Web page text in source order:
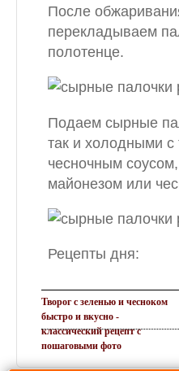
После
перекладываем
полотенце.
Подаем сырные
так и холодными
чесночным
майонезом или
Рецепты дня:
Творог с зеленью и чесноком
быстро и вкусно -
классический рецепт с
пошаговыми фото